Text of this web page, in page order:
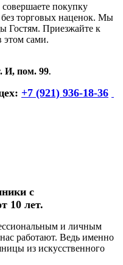
покупку
без торговых наценок. Мы
Гостям. Приезжайте к
этом сами.
И, пом. 99.
+7 (921) 936-18-36
с
10 лет.
и личным
работают. Ведь именно
из искусственного